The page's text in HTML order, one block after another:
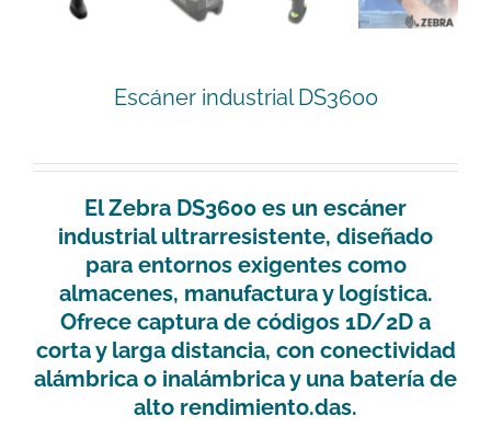
Escáner industrial DS3600
El Zebra DS3600 es un escáner
industrial ultrarresistente, diseñado
para entornos exigentes como
almacenes, manufactura y logística.
Ofrece captura de códigos 1D/2D a
corta y larga distancia, con conectividad
alámbrica o inalámbrica y una batería de
alto rendimiento.das.